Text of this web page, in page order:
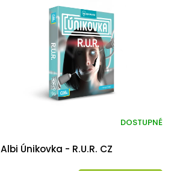
Albi Únikovka - R.U.R. CZ
DOSTUPNÉ